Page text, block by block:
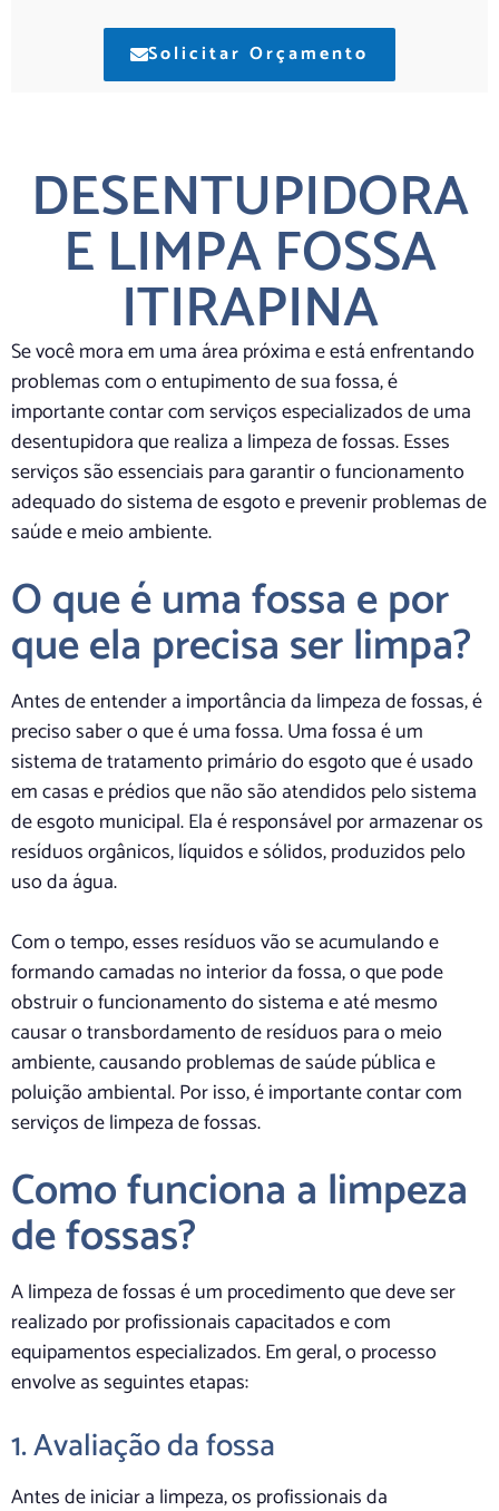
Solicitar Orçamento
DESENTUPIDORA
E LIMPA FOSSA
ITIRAPINA
Se você mora em uma área próxima e está enfrentando
problemas com o entupimento de sua fossa, é
importante contar com serviços especializados de uma
desentupidora que realiza a limpeza de fossas. Esses
serviços são essenciais para garantir o funcionamento
adequado do sistema de esgoto e prevenir problemas de
saúde e meio ambiente.
O que é uma fossa e por
que ela precisa ser limpa?
Antes de entender a importância da limpeza de fossas, é
preciso saber o que é uma fossa. Uma fossa é um
sistema de tratamento primário do esgoto que é usado
em casas e prédios que não são atendidos pelo sistema
de esgoto municipal. Ela é responsável por armazenar os
resíduos orgânicos, líquidos e sólidos, produzidos pelo
uso da água.
Com o tempo, esses resíduos vão se acumulando e
formando camadas no interior da fossa, o que pode
obstruir o funcionamento do sistema e até mesmo
causar o transbordamento de resíduos para o meio
ambiente, causando problemas de saúde pública e
poluição ambiental. Por isso, é importante contar com
serviços de limpeza de fossas.
Como funciona a limpeza
de fossas?
A limpeza de fossas é um procedimento que deve ser
realizado por profissionais capacitados e com
equipamentos especializados. Em geral, o processo
envolve as seguintes etapas:
1. Avaliação da fossa
Antes de iniciar a limpeza, os profissionais da